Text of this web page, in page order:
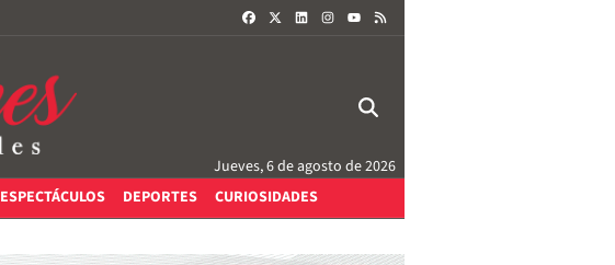
FACEBOOKLINKEDININSTAGRAM
Jueves, 6 de agosto de 2026
ESPECTÁCULOS DEPORTES CURIOSIDADES